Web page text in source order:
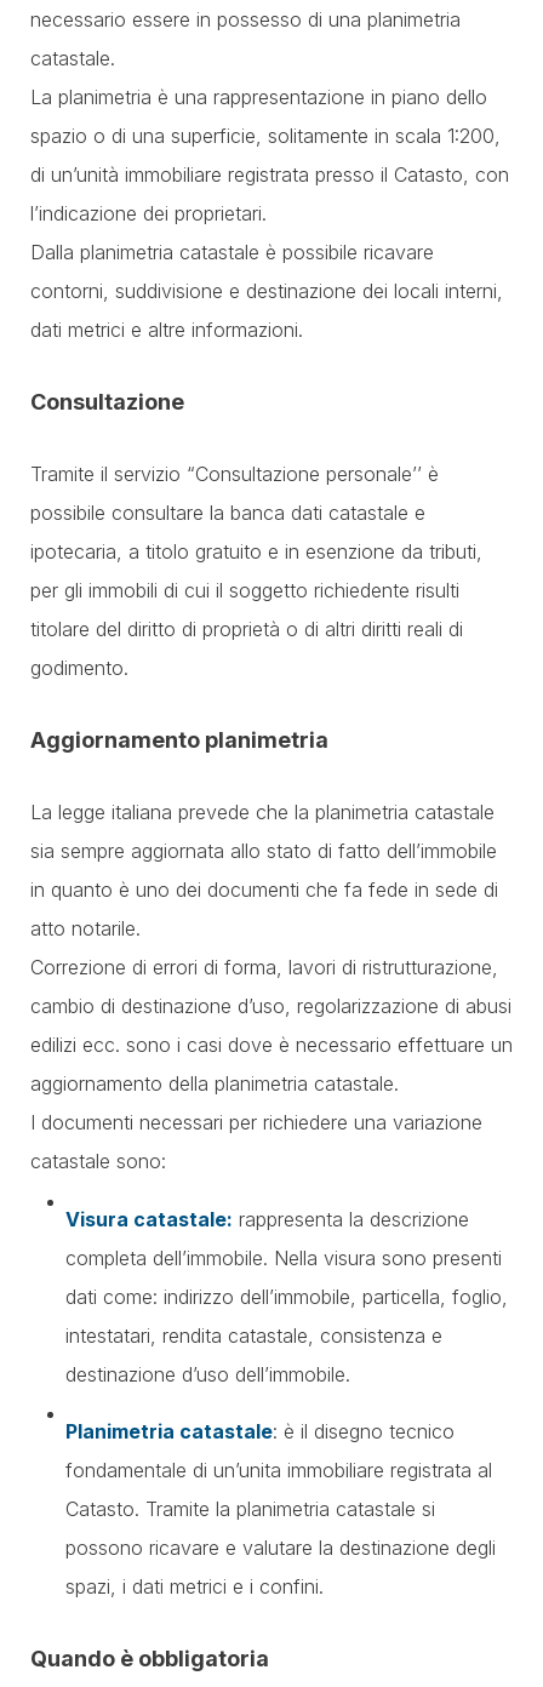
necessario essere in possesso di una planimetria
catastale.
La planimetria è una rappresentazione in piano dello
spazio o di una superficie, solitamente in scala 1:200,
di un’unità immobiliare registrata presso il Catasto, con
l’indicazione dei proprietari.
Dalla planimetria catastale è possibile ricavare
contorni, suddivisione e destinazione dei locali interni,
dati metrici e altre informazioni.
Consultazione
Tramite il servizio “Consultazione personale’’ è
possibile consultare la banca dati catastale e
ipotecaria, a titolo gratuito e in esenzione da tributi,
per gli immobili di cui il soggetto richiedente risulti
titolare del diritto di proprietà o di altri diritti reali di
godimento.
Aggiornamento planimetria
La legge italiana prevede che la planimetria catastale
sia sempre aggiornata allo stato di fatto dell’immobile
in quanto è uno dei documenti che fa fede in sede di
atto notarile.
Correzione di errori di forma, lavori di ristrutturazione,
cambio di destinazione d’uso, regolarizzazione di abusi
edilizi ecc. sono i casi dove è necessario effettuare un
aggiornamento della planimetria catastale.
I documenti necessari per richiedere una variazione
catastale sono:
Visura catastale: rappresenta la descrizione
completa dell’immobile. Nella visura sono presenti
dati come: indirizzo dell’immobile, particella, foglio,
intestatari, rendita catastale, consistenza e
destinazione d’uso dell’immobile.
Planimetria catastale: è il disegno tecnico
fondamentale di un’unita immobiliare registrata al
Catasto. Tramite la planimetria catastale si
possono ricavare e valutare la destinazione degli
spazi, i dati metrici e i confini.
Quando è obbligatoria